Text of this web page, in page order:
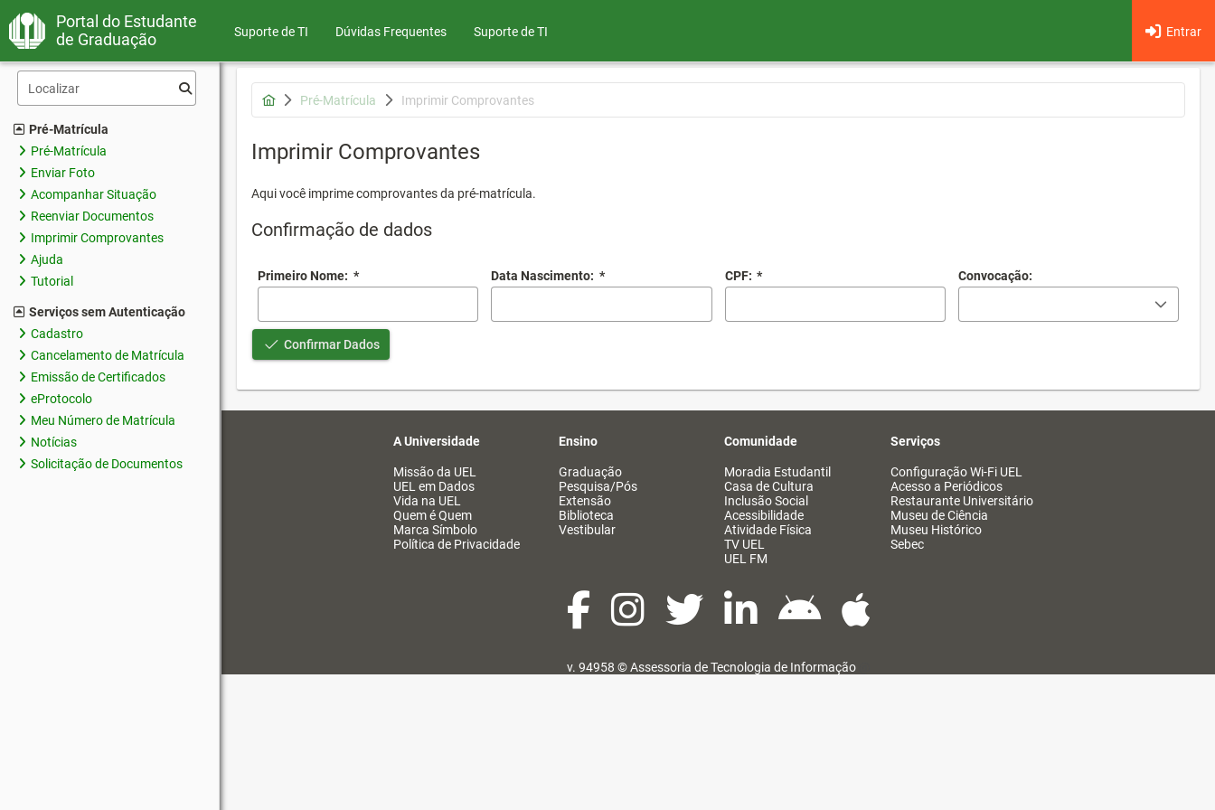
Portal do Estudante
de Graduação
Suporte de TI Dúvidas Frequentes Entrar
Suporte de TI
Pré-Matrícula
Pré-Matrícula
Enviar Foto
Acompanhar Situação
Reenviar Documentos
Imprimir Comprovantes
Ajuda
Tutorial
Serviços sem Autenticação
Cadastro
Cancelamento de Matrícula
Emissão de Certificados
eProtocolo
Meu Número de Matrícula
Notícias
Solicitação de Documentos
Pré-Matrícula Imprimir Comprovantes
Imprimir Comprovantes
Aqui você imprime comprovantes da pré-matrícula.
Confirmação de dados
Primeiro Nome: * Data Nascimento: * CPF: * Convocação:
Confirmar Dados
A Universidade
Missão da UEL
UEL em Dados
Vida na UEL
Quem é Quem
Marca Símbolo
Política de Privacidade
Ensino
Graduação
Pesquisa/Pós
Extensão
Biblioteca
Vestibular
Comunidade
Moradia Estudantil
Casa de Cultura
Inclusão Social
Acessibilidade
Atividade Física
TV UEL
UEL FM
Serviços
Configuração Wi-Fi UEL
Acesso a Periódicos
Restaurante Universitário
Museu de Ciência
Museu Histórico
Sebec
v. 94958 ©Assessoria de Tecnologia de Informação